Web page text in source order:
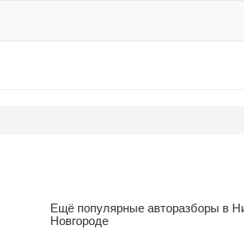
Ещё популярные авторазборы в
Новгороде